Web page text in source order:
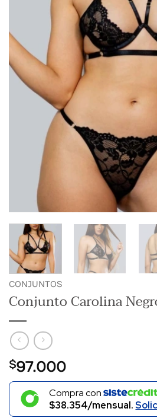
CONJUNTOS
Conjunto Carolina
$97.000
Compra con
$38.354/mensual.